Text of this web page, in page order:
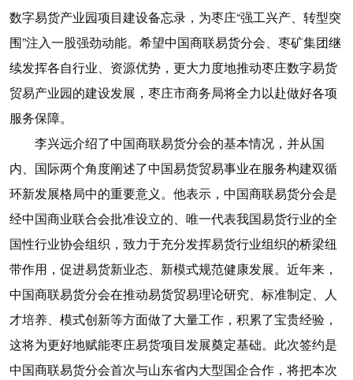
数字易货产业园项目建设备忘录，为枣庄“强工兴产、转型突
围”注入一股强劲动能。希望中国商联易货分会、枣矿集团继
续发挥各自行业、资源优势，更大力度地推动枣庄数字易货
贸易产业园的建设发展，枣庄市商务局将全力以赴做好各项
服务保障。
李兴远介绍了中国商联易货分会的基本情况，并从国
内、国际两个角度阐述了中国易货贸易事业在服务构建双循
环新发展格局中的重要意义。他表示，中国商联易货分会是
经中国商业联合会批准设立的、唯一代表我国易货行业的全
国性行业协会组织，致力于充分发挥易货行业组织的桥梁纽
带作用，促进易货新业态、新模式规范健康发展。近年来，
中国商联易货分会在推动易货贸易理论研究、标准制定、人
才培养、模式创新等方面做了大量工作，积累了宝贵经验，
这将为更好地赋能枣庄易货项目发展奠定基础。此次签约是
中国商联易货分会首次与山东省内大型国企合作，将把本次